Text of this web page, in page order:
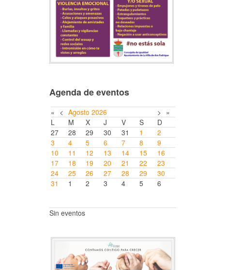
Agenda de eventos
« < Agosto 2026 > »
L
M X J V S
D
27
28 29 30 31 1
2
3
4 5 6 7 8
9
10
11 12 13 14 15
16
17
18 19 20 21 22
23
24
25 26 27 28 29
30
31
1 2 3 4 5 6
Sin eventos